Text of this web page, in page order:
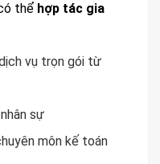
thể hợp tác gia
vụ trọn gói từ
sự
môn kế toán